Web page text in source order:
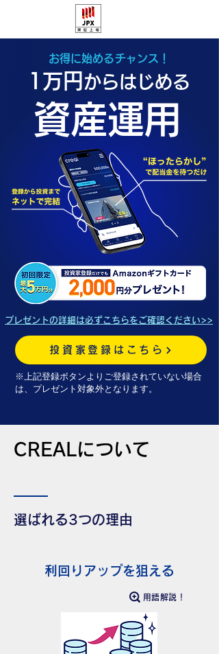
お得に始めるチャンス！
1万円 からはじめる
資産運用
プレゼントの詳細は必ずこちらをご確認ください>>
投資家登録はこちら
※上記登録ボタンよりご登録されていない場合
は、プレゼント対象外となります。
CREALについて
選ばれる3つの理由
利回りアップを狙える
用語解説！